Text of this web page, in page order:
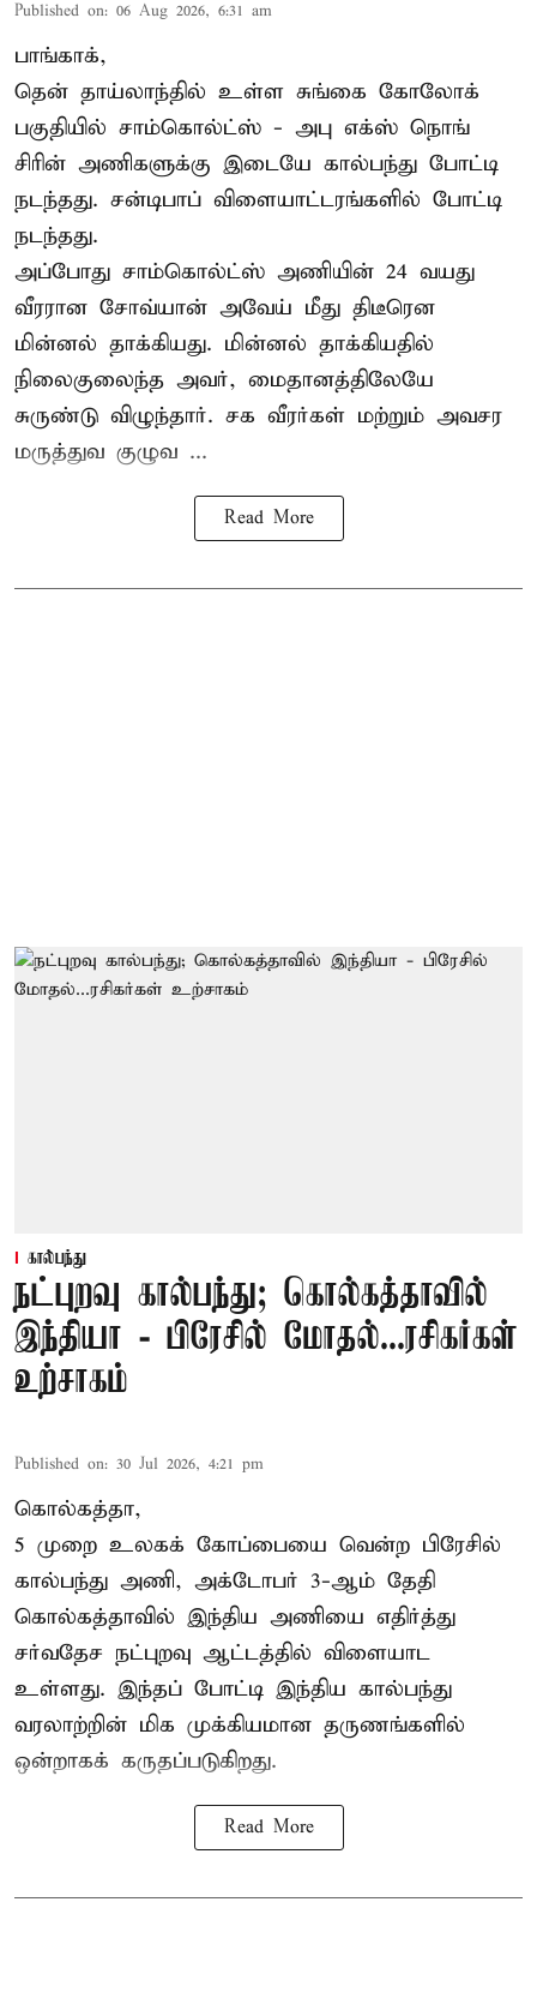
Published on: 06 Aug 2026, 6:31 am
பாங்காக்,
தென் தாய்லாந்தில் உள்ள சுங்கை கோலோக்
பகுதியில் சாம்கொல்ட்ஸ் - அபு எக்ஸ் நொங்
சிரின் அணிகளுக்கு இடையே கால்பந்து போட்டி
நடந்தது. சன்டிபாப் விளையாட்டரங்களில் போட்டி
நடந்தது.
அப்போது சாம்கொல்ட்ஸ் அணியின் 24 வயது
வீரரான சோவ்யான் அவேய் மீது திடீரென
மின்னல் தாக்கியது. மின்னல் தாக்கியதில்
நிலைகுலைந்த அவர், மைதானத்திலேயே
சுருண்டு விழுந்தார். சக வீரர்கள் மற்றும் அவசர
மருத்துவ குழுவ ...
Read More
கால்பந்து
நட்புறவு கால்பந்து; கொல்கத்தாவில்
இந்தியா - பிரேசில் மோதல்...ரசிகர்கள்
உற்சாகம்
Published on: 30 Jul 2026, 4:21 pm
கொல்கத்தா,
5 முறை உலகக் கோப்பையை வென்ற பிரேசில்
கால்பந்து அணி, அக்டோபர் 3-ஆம் தேதி
கொல்கத்தாவில் இந்திய அணியை எதிர்த்து
சர்வதேச நட்புறவு ஆட்டத்தில் விளையாட
உள்ளது. இந்தப் போட்டி இந்திய கால்பந்து
வரலாற்றின் மிக முக்கியமான தருணங்களில்
ஒன்றாகக் கருதப்படுகிறது.
Read More